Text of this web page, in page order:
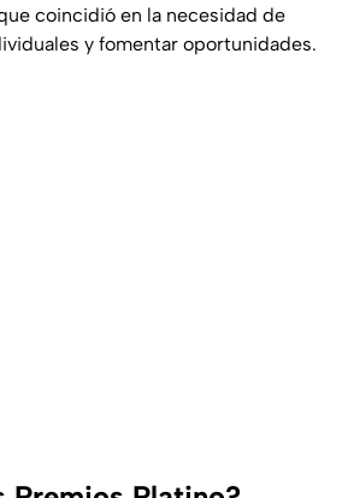
coincidió en la necesidad de
y fomentar oportunidades.